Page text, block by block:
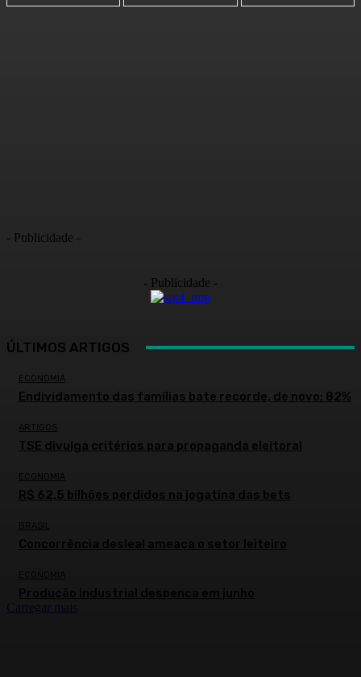
- Publicidade -
- Publicidade -
ÚLTIMOS ARTIGOS
ECONOMIA
Endividamento das famílias bate recorde, de novo: 82%
ARTIGOS
TSE divulga critérios para propaganda eleitoral
ECONOMIA
R$ 62,5 bilhões perdidos na jogatina das bets
BRASIL
Concorrência desleal ameaça o setor leiteiro